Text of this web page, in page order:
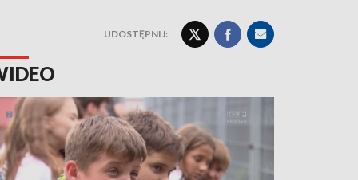
UDOSTĘPNIJ: